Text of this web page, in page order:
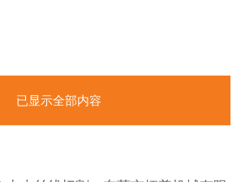
已显示全部内容